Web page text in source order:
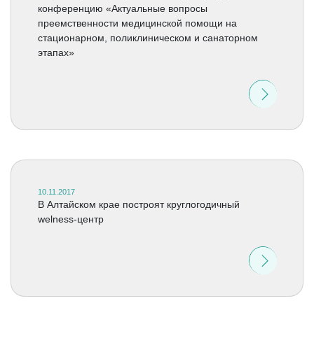
конференцию «Актуальные вопросы
преемственности медицинской помощи на
стационарном, поликлиническом и санаторном
этапах»
10.11.2017
В Алтайском крае построят круглогодичный
welness-центр